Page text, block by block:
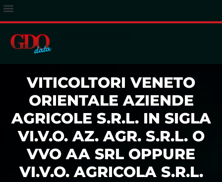
VITICOLTORI VENETO
ORIENTALE AZIENDE
AGRICOLE S.R.L. IN SIGLA
VI.V.O. AZ. AGR. S.R.L. O
VVO AA SRL OPPURE
VI.V.O. AGRICOLA S.R.L.